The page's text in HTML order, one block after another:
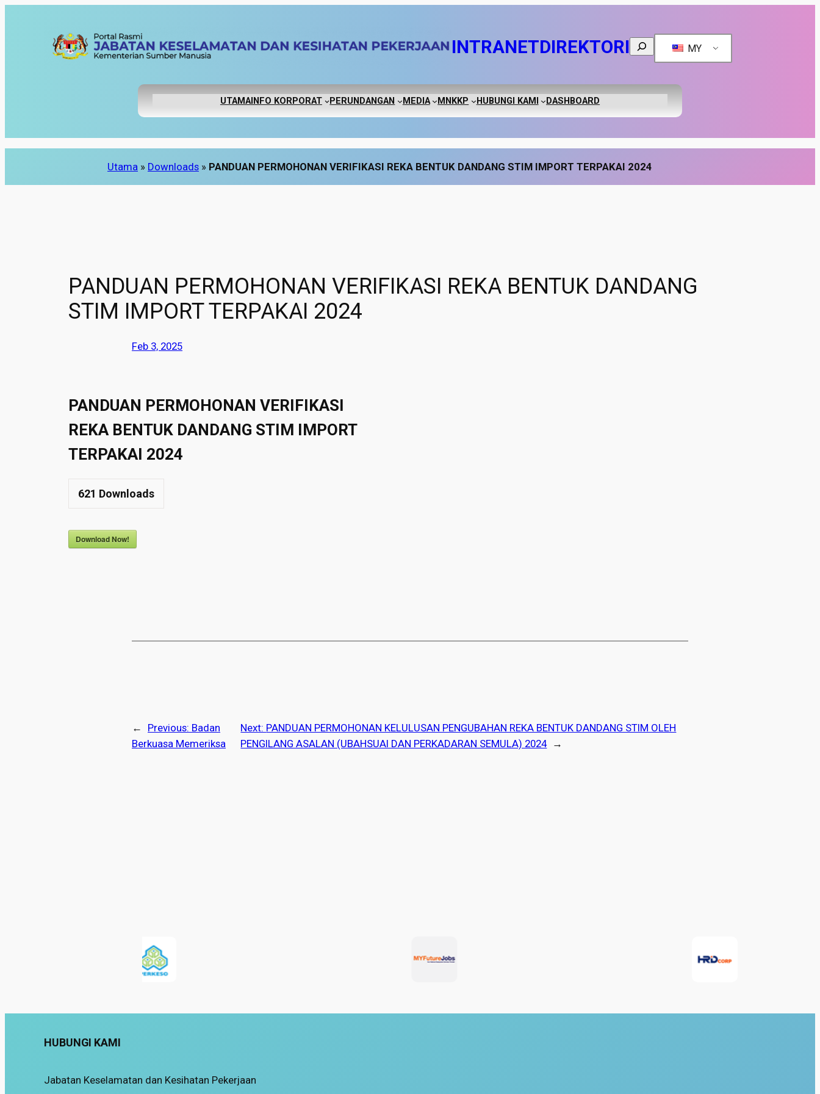
INTRANETDIREKTORI Search MY
UTAMAINFO KORPORAT PERUNDANGAN MEDIA MNKKP HUBUNGI KAMI DASHBOARD
Utama » Downloads » PANDUAN PERMOHONAN VERIFIKASI REKA BENTUK DANDANG STIM IMPORT TERPAKAI 2024
PANDUAN PERMOHONAN VERIFIKASI REKA BENTUK DANDANG
STIM IMPORT TERPAKAI 2024
Feb 3, 2025
PANDUAN PERMOHONAN VERIFIKASI
REKA BENTUK DANDANG STIM IMPORT
TERPAKAI 2024
621 Downloads
Download Now!
← Previous: Badan
Berkuasa Memeriksa
Next: PANDUAN PERMOHONAN KELULUSAN PENGUBAHAN REKA BENTUK DANDANG STIM OLEH
PENGILANG ASALAN (UBAHSUAI DAN PERKADARAN SEMULA) 2024 →
HUBUNGI KAMI
Jabatan Keselamatan dan Kesihatan Pekerjaan